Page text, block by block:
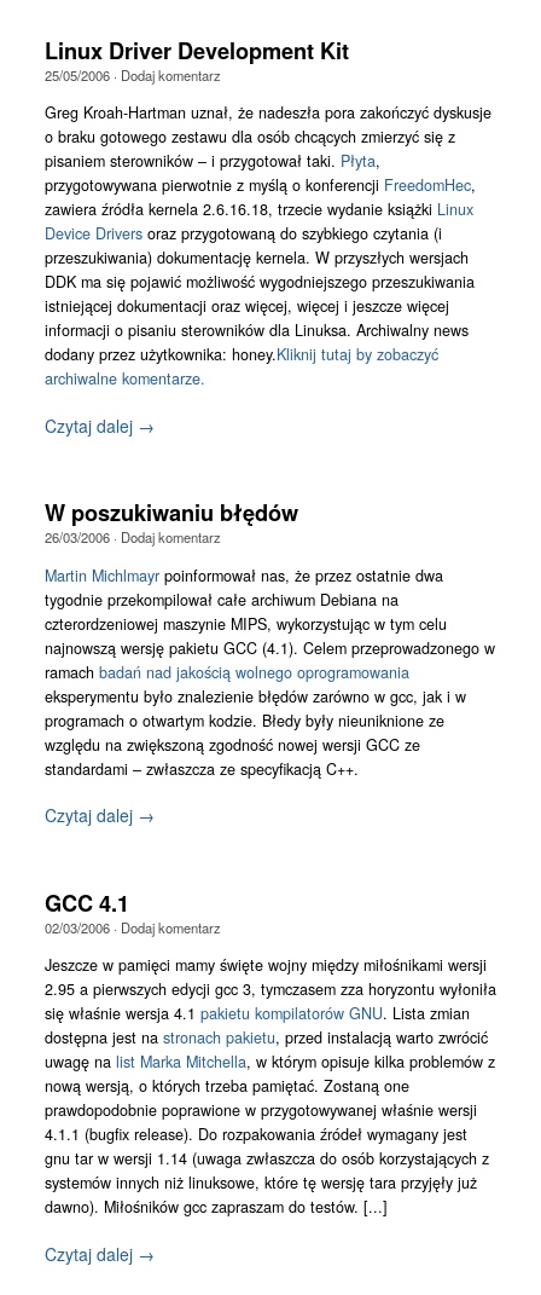
Linux Driver Development Kit
25/05/2006· Dodaj komentarz
Greg Kroah-Hartman uznał, że nadeszła pora zakończyć dyskusje
o braku gotowego zestawu dla osób chcących zmierzyć się z
pisaniem sterowników – i przygotował taki. Płyta,
przygotowywana pierwotnie z myślą o konferencji FreedomHec,
zawiera źródła kernela 2.6.16.18, trzecie wydanie książki Linux
Device Driversoraz przygotowaną do szybkiego czytania (i
przeszukiwania) dokumentację kernela. W przyszłych wersjach
DDK ma się pojawić możliwość wygodniejszego przeszukiwania
istniejącej dokumentacji oraz więcej, więcej i jeszcze więcej
informacji o pisaniu sterowników dla Linuksa. Archiwalny news
dodany przez użytkownika: honey.Kliknij tutaj by zobaczyć
archiwalne komentarze.
Czytaj dalej →
W poszukiwaniu błędów
26/03/2006· Dodaj komentarz
Martin Michlmayrpoinformował nas, że przez ostatnie dwa
tygodnie przekompilował całe archiwum Debiana na
czterordzeniowej maszynie MIPS, wykorzystując w tym celu
najnowszą wersję pakietu GCC (4.1). Celem przeprowadzonego w
ramach badań nad jakością wolnego oprogramowania
eksperymentu było znalezienie błędów zarówno w gcc, jak i w
programach o otwartym kodzie. Błedy były nieuniknione ze
względu na zwiększoną zgodność nowej wersji GCC ze
standardami – zwłaszcza ze specyfikacją C++.
Czytaj dalej →
GCC 4.1
02/03/2006· Dodaj komentarz
Jeszcze w pamięci mamy święte wojny między miłośnikami wersji
2.95 a pierwszych edycji gcc 3, tymczasem zza horyzontu wyłoniła
się właśnie wersja 4.1 pakietu kompilatorów GNU. Lista zmian
dostępna jest na stronach pakietu, przed instalacją warto zwrócić
uwagę na list Marka Mitchella, w którym opisuje kilka problemów z
nową wersją, o których trzeba pamiętać. Zostaną one
prawdopodobnie poprawione w przygotowywanej właśnie wersji
4.1.1 (bugfix release). Do rozpakowania źródeł wymagany jest
gnu tar w wersji 1.14 (uwaga zwłaszcza do osób korzystających z
systemów innych niż linuksowe, które tę wersję tara przyjęły już
dawno). Miłośników gcc zapraszam do testów. [...]
Czytaj dalej →